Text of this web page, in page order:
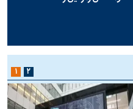
۱ ۲